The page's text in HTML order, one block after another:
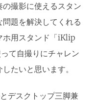
撮影に使えるスタン
題を解決してくれる
ホ用スタンド「iKlip
て自撮りにチャレン
たいと思います。
デスクトップ三脚兼